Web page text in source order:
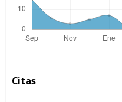
Citas